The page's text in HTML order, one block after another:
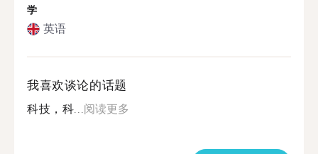
学
英语
我喜欢谈论的话题
科技，科...阅读更多